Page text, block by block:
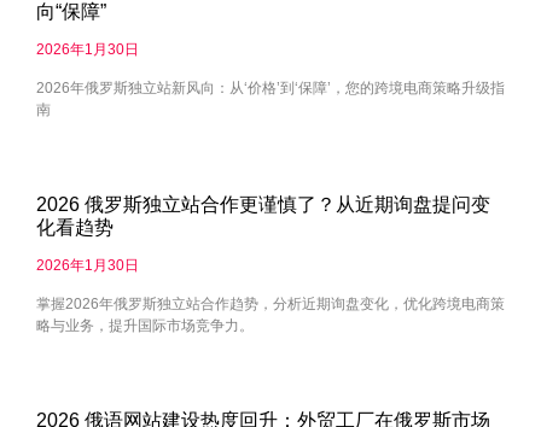
向“保障”
2026年1月30日
2026年俄罗斯独立站新风向：从‘价格’到‘保障’，您的跨境电商策略升级指
南
2026 俄罗斯独立站合作更谨慎了？从近期询盘提问变
化看趋势
2026年1月30日
掌握2026年俄罗斯独立站合作趋势，分析近期询盘变化，优化跨境电商策
略与业务，提升国际市场竞争力。
2026 俄语网站建设热度回升：外贸工厂在俄罗斯市场